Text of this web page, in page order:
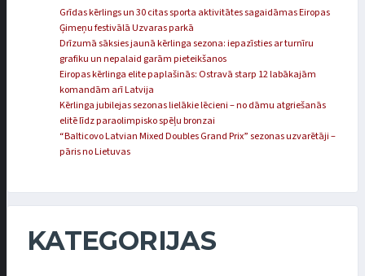
Grīdas kērlings un 30 citas sporta aktivitātes sagaidāmas Eiropas
Ģimeņu festivālā Uzvaras parkā
Drīzumā sāksies jaunā kērlinga sezona: iepazīsties ar turnīru
grafiku un nepalaid garām pieteikšanos
Eiropas kērlinga elite paplašinās: Ostravā starp 12 labākajām
komandām arī Latvija
Kērlinga jubilejas sezonas lielākie lēcieni – no dāmu atgriešanās
elitē līdz paraolimpisko spēļu bronzai
“Balticovo Latvian Mixed Doubles Grand Prix” sezonas uzvarētāji –
pāris no Lietuvas
KATEGORIJAS